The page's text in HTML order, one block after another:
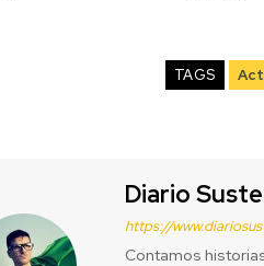
TAGS
Diario
https://
Contamos